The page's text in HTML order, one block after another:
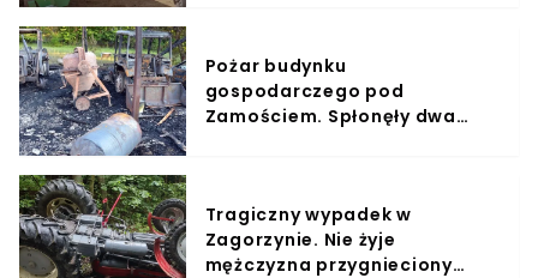
Pożar budynku
gospodarczego pod
Zamościem. Spłonęły dwa
Tragiczny wypadek w
Zagorzynie. Nie żyje
mężczyzna przygnieciony